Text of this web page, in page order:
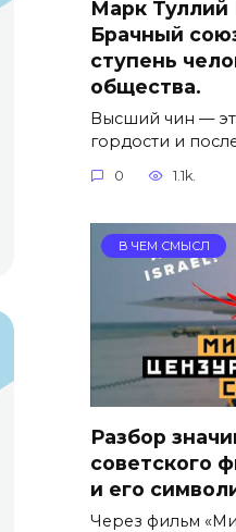
Марк Туллий
Брачный
ступень
общества.
Высший чин —
гордости и
0 1.1k.
В ЧЕМ СМЫСЛ
Разбор
советского
и его
Через фильм